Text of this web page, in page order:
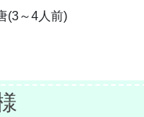
(3～4人前)